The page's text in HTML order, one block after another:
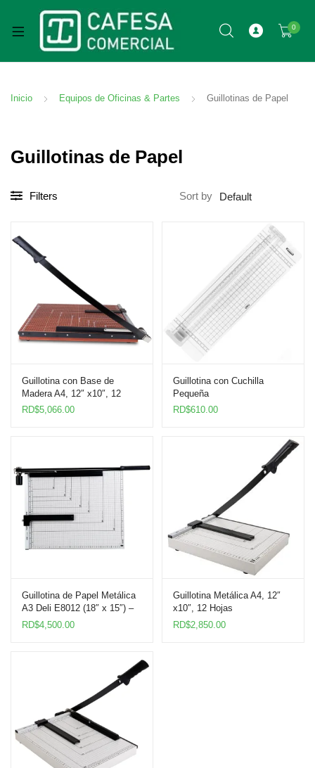
0
Inicio Equipos de Oficinas & Partes Guillotinas de Papel
Guillotinas de Papel
Filters Sort by
Guillotina con Base de
Madera A4, 12″ x10″, 12
Hojas
RD$5,066.00
Guillotina con Cuchilla
Pequeña
RD$610.00
Guillotina de Papel Metálica
A3 Deli E8012 (18″ x 15″) –
Hasta 12 Hojas
RD$4,500.00
Guillotina Metálica A4, 12″
x10″, 12 Hojas
RD$2,850.00